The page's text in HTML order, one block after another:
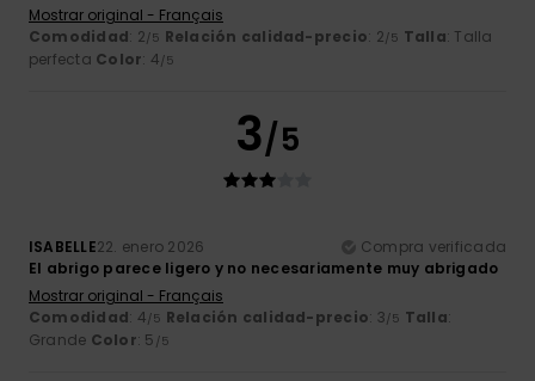
Mostrar original - Français
Comodidad: 2/5 Relación calidad-precio: 2/5 Talla: Talla
perfecta Color: 4/5
3/5
ISABELLE22. enero 2026
Compra verificada
El abrigo parece ligero y no necesariamente muy abrigado
Mostrar original - Français
Comodidad: 4/5 Relación calidad-precio: 3/5 Talla:
Grande Color: 5 /5